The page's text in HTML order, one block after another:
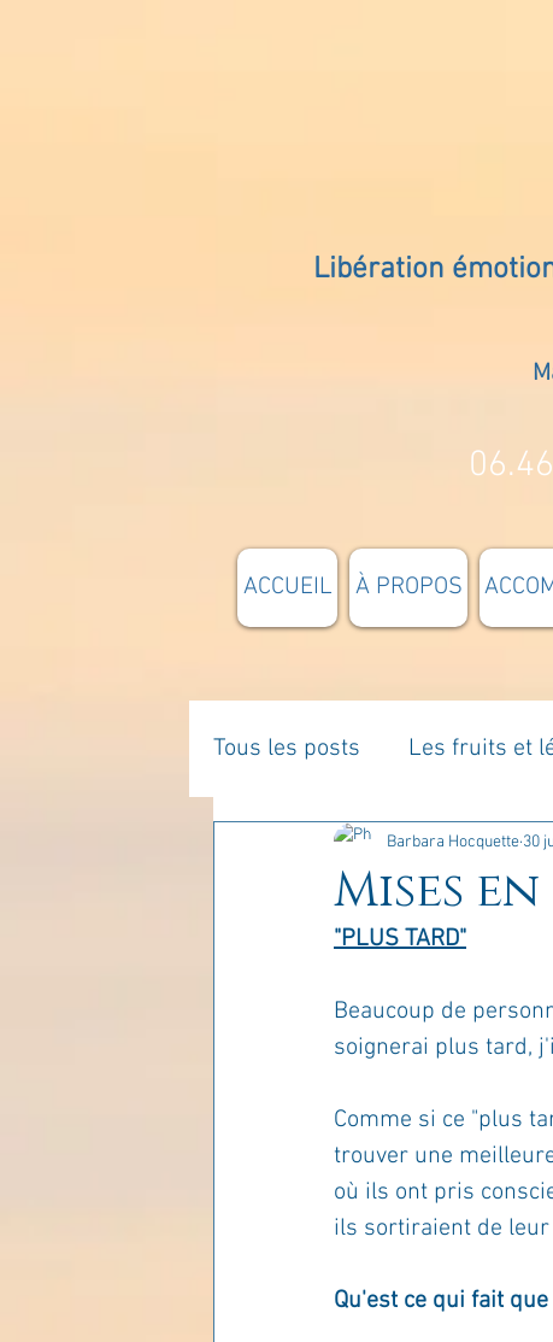
Libération
ACCUEIL À PROPOS
Tous les posts Les fruits et
La parentalité De vous
Enseignements
estime de soi
Les lois universelles
Mises
Barbara Hocquette 30
"PLUS TARD"
Beaucoup de
soignerai plus tard,
Comme si ce "plus
trouver une
où ils ont pris
ils sortiraient de leur
Qu'est ce qui fait